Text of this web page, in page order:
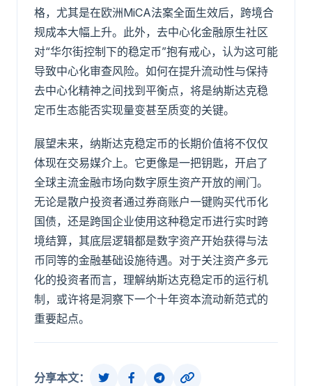
格，尤其是在欧洲MiCA法案全面生效后，跨境合
规成本大幅上升。此外，去中心化金融原生社区
对“华尔街控制下的稳定币”抱有戒心，认为这可能
导致中心化审查风险。如何在提升流动性与保持
去中心化精神之间找到平衡点，将是纳斯达克稳
定币生态能否实现量变甚至质变的关键。
展望未来，纳斯达克稳定币的长期价值将不仅仅
体现在交易媒介上。它更像是一把钥匙，开启了
全球主流金融市场向数字原生资产开放的闸门。
无论是散户投资者通过券商账户一键购买代币化
国债，还是跨国企业使用这种稳定币进行实时跨
境结算，其底层逻辑都是数字资产开始获得与法
币同等的金融基础设施待遇。对于关注资产多元
化的投资者而言，理解纳斯达克稳定币的运行机
制，或许将是洞察下一个十年资本流动新范式的
重要起点。
分享本文：